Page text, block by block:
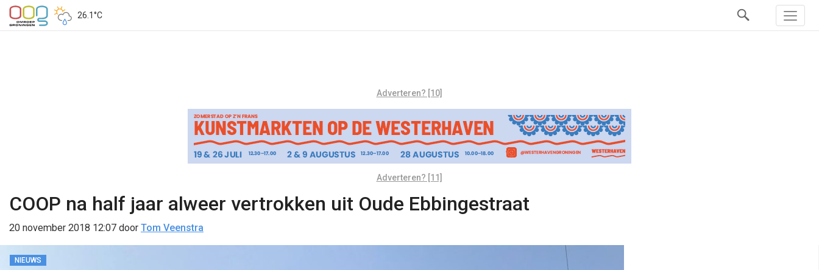
26.1°C
Adverteren? [10]
Adverteren? [11]
COOP na half jaar alweer vertrokken uit Oude Ebbingestraat
20 november 2018 12:07 door Tom Veenstra
NIEUWS